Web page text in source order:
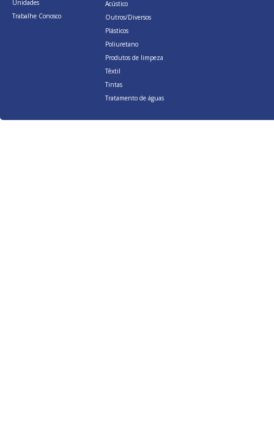
Unidades
Trabalhe Conosco
Acústico
Outros/Diversos
Plásticos
Poliuretano
Produtos de limpeza
Têxtil
Tintas
Tratamento de águas